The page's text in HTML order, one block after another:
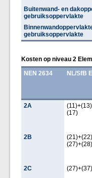
Buitenwand- en
gebruiksoppervlakte
gebruiksoppervlakte
Kosten op niveau 2
NEN 2634
NL/SfB
2A
(17)
2B
(27)+(28)
2C